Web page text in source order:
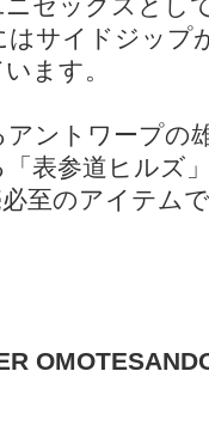
サイドジップ
ます。
ントワープの
表参道ヒルズ
至のアイテム